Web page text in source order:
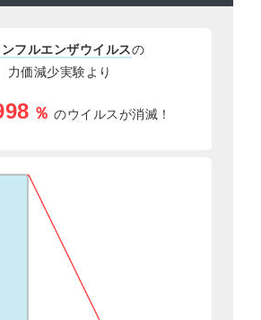
フルエンザウイルスの
力価減少実験より
％ のウイルスが消滅！